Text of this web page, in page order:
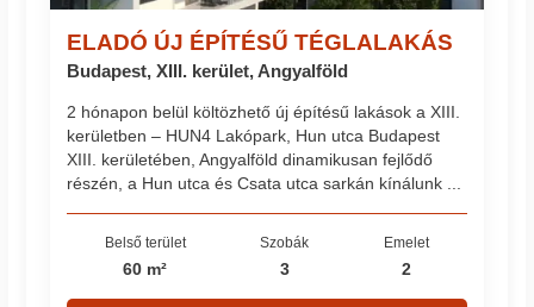
ELADÓ ÚJ ÉPÍTÉSŰ TÉGLALAKÁS
Budapest, XIII. kerület, Angyalföld
2 hónapon belül költözhető új építésű lakások a XIII.
kerületben – HUN4 Lakópark, Hun utca Budapest
XIII. kerületében, Angyalföld dinamikusan fejlődő
részén, a Hun utca és Csata utca sarkán kínálunk ...
Belső terület
60 m²
Szobák
3
Emelet
2